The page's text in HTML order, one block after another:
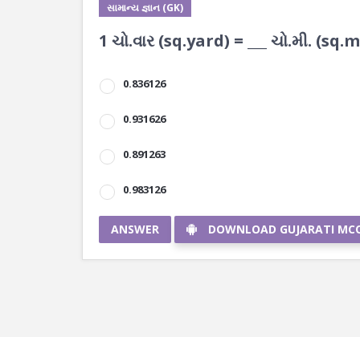
સામાન્ય જ્ઞાન (GK)
1 ચો.વાર (sq.yard) = ___ ચો.મી.
0.836126
0.931626
0.891263
0.983126
ANSWER DOWNLOAD GUJARATI